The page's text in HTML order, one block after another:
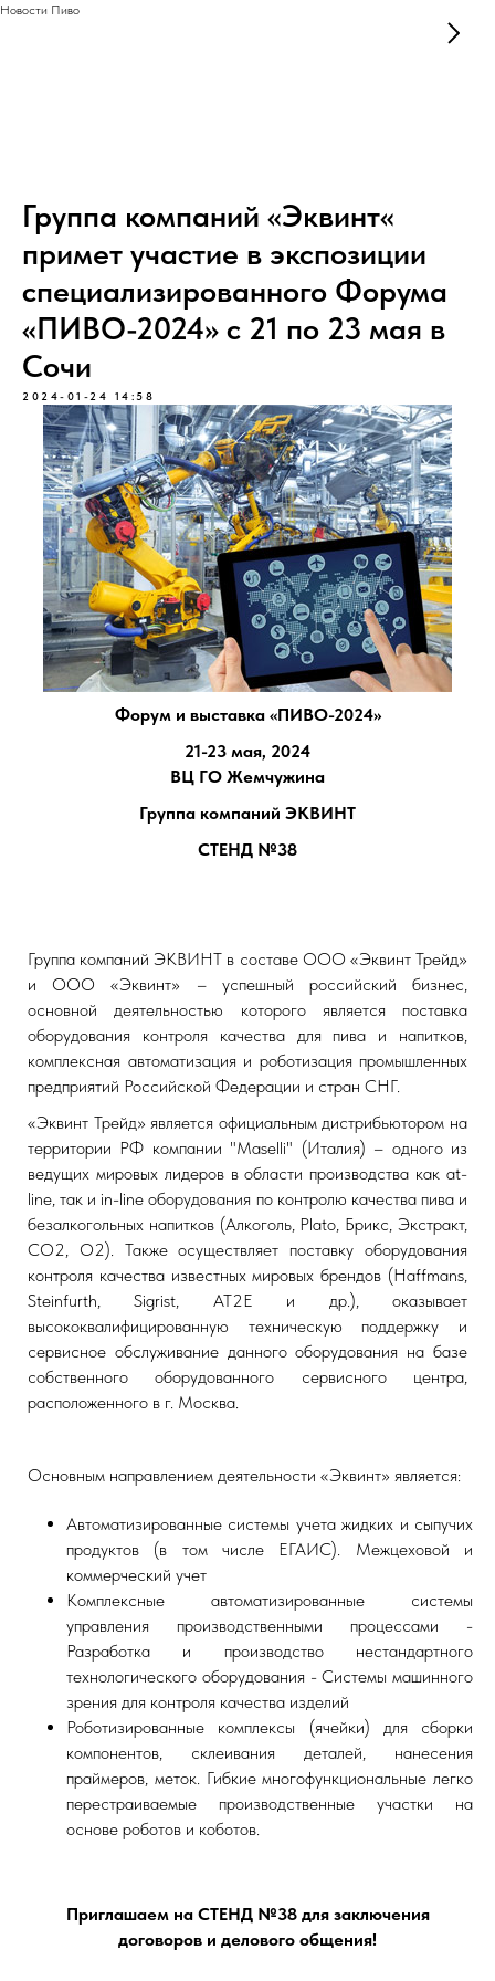
Новости Пиво
Группа компаний «Эквинт«
примет участие в экспозиции
специализированного Форума
«ПИВО-2024» с 21 по 23 мая в
Сочи
2024-01-24 14:58
Форум и выставка «ПИВО-2024»
21-23 мая, 2024
ВЦ ГО Жемчужина
Группа компаний ЭКВИНТ
СТЕНД №38
Группа компаний ЭКВИНТ в составе ООО «Эквинт Трейд»
и ООО «Эквинт» – успешный российский бизнес,
основной деятельностью которого является поставка
оборудования контроля качества для пива и напитков,
комплексная автоматизация и роботизация промышленных
предприятий Российской Федерации и стран СНГ.
«Эквинт Трейд» является официальным дистрибьютором на
территории РФ компании "Maselli" (Италия) – одного из
ведущих мировых лидеров в области производства как at-
line, так и in-line оборудования по контролю качества пива и
безалкогольных напитков (Алкоголь, Plato, Брикс, Экстракт,
СО2, О2). Также осуществляет поставку оборудования
контроля качества известных мировых брендов (Haffmans,
Steinfurth, Sigrist, АТ2Е и др.), оказывает
высококвалифицированную техническую поддержку и
сервисное обслуживание данного оборудования на базе
собственного оборудованного сервисного центра,
расположенного в г. Москва.
Основным направлением деятельности «Эквинт» является:
Автоматизированные системы учета жидких и сыпучих
продуктов (в том числе ЕГАИС). Межцеховой и
коммерческий учет
Комплексные автоматизированные системы
управления производственными процессами -
Разработка и производство нестандартного
технологического оборудования - Системы машинного
зрения для контроля качества изделий
Роботизированные комплексы (ячейки) для сборки
компонентов, склеивания деталей, нанесения
праймеров, меток. Гибкие многофункциональные легко
перестраиваемые производственные участки на
основе роботов и коботов.
Приглашаем на СТЕНД №38 для заключения
договоров и делового общения!